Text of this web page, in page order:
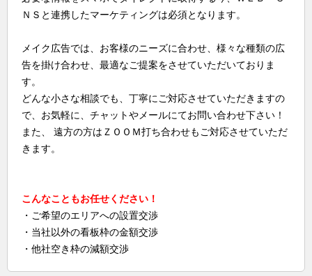
ＮＳと連携したマーケティングは必須となります。
メイク広告では、お客様のニーズに合わせ、様々な種類の広
告を掛け合わせ、最適なご提案をさせていただいておりま
す。
どんな小さな相談でも、丁寧にご対応させていただきますの
で、お気軽に、チャットやメールにてお問い合わせ下さい！
また、 遠方の方はＺＯＯＭ打ち合わせもご対応させていただ
きます。
こんなこともお任せください！
・ご希望のエリアへの設置交渉
・当社以外の看板枠の金額交渉
・他社空き枠の減額交渉